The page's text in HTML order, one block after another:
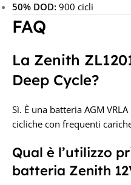
50% DOD: 900 cicli
FAQ
La Zenith
Deep Cycle?
Sì. È una batteria AGM
cicliche con frequenti
Qual è l’utilizzo
batteria Zenith